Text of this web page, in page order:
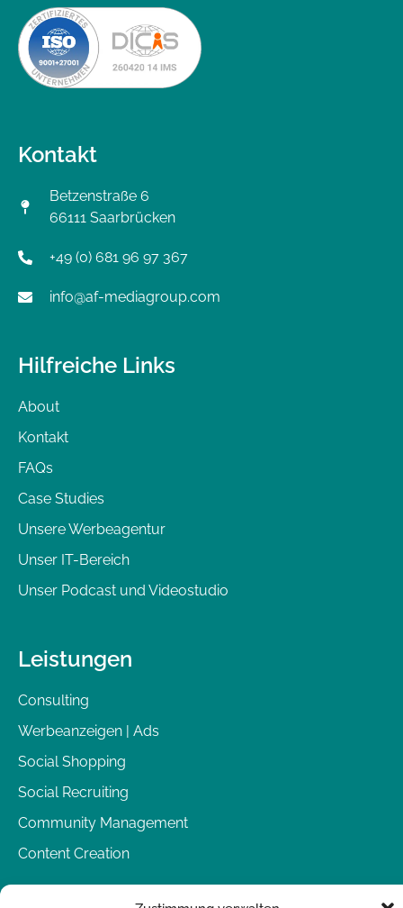
Kontakt
Betzenstraße 6
66111 Saarbrücken
+49 (0) 681 96 97 367
info@af-mediagroup.com
Hilfreiche Links
About
Kontakt
FAQs
Case Studies
Unsere Werbeagentur
Unser IT-Bereich
Unser Podcast und Videostudio
Leistungen
Consulting
Werbeanzeigen | Ads
Social Shopping
Social Recruiting
Community Management
Content Creation